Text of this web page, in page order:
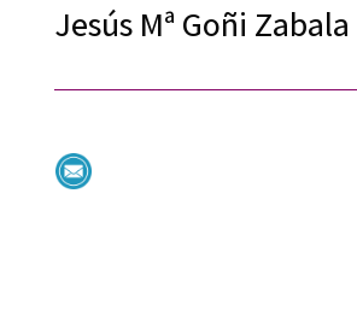
Jesús Mª Goñi Zabala